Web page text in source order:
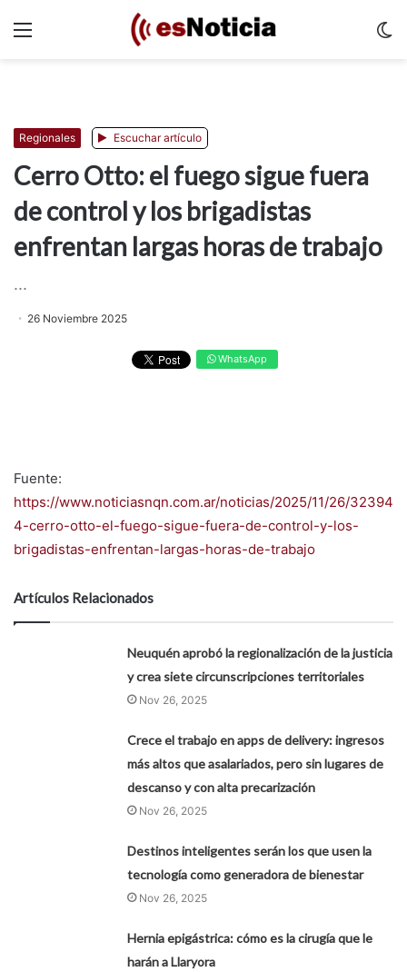
Regionales Escuchar artículo
Cerro Otto: el fuego sigue fuera
de control y los brigadistas
enfrentan largas horas de trabajo
...
26 Noviembre 2025
WhatsApp
Fuente:
https://www.noticiasnqn.com.ar/noticias/2025/11/26/32394
4-cerro-otto-el-fuego-sigue-fuera-de-control-y-los-
brigadistas-enfrentan-largas-horas-de-trabajo
Artículos Relacionados
Neuquén aprobó la regionalización de la justicia
y crea siete circunscripciones territoriales
Nov 26, 2025
Crece el trabajo en apps de delivery: ingresos
más altos que asalariados, pero sin lugares de
descanso y con alta precarización
Nov 26, 2025
Destinos inteligentes serán los que usen la
tecnología como generadora de bienestar
Nov 26, 2025
Hernia epigástrica: cómo es la cirugía que le
harán a Llaryora